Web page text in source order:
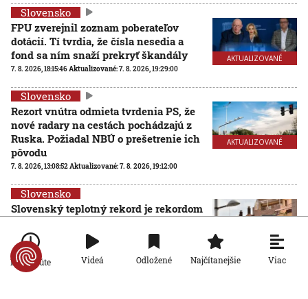
AKTUALIZOVANÉ
Slovensko
FPU zverejnil zoznam poberateľov
dotácií. Tí tvrdia, že čísla nesedia a
fond sa ním snaží prekryť škandály
7. 8. 2026, 18:15:46 Aktualizované:7. 8. 2026, 19:29:00
AKTUALIZOVANÉ
Slovensko
Rezort vnútra odmieta tvrdenia PS, že
nové radary na cestách pochádzajú z
Ruska. Požiadal NBÚ o prešetrenie ich
pôvodu
7. 8. 2026, 13:08:52 Aktualizované:7. 8. 2026, 19:12:00
Slovensko
Slovenský teplotný rekord je rekordom
hodnotu namerali v obci Dolné
Plachtince
7. 8. 2026, 12:32:51
Po minúte Videá Odložené Najčítanejšie Viac